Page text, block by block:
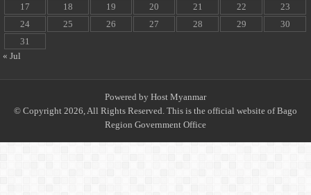
17
18 19 20 21 22
23
24
25 26 27 28 29
30
31
« Jul
Powered by Host Myanmar
© Copyright 2026, All Rights Reserved. This is the official website of Bago
Region Government Office